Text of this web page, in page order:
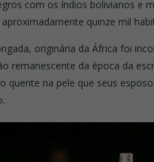
com os índios bolivianos e
quinze mil
originária da África foi
remanescente da época da
quente na pele que seus